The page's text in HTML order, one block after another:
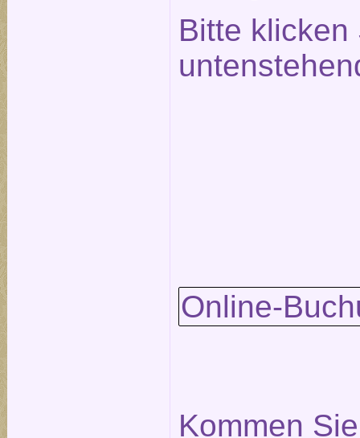
Bitte
Online-
Kommen